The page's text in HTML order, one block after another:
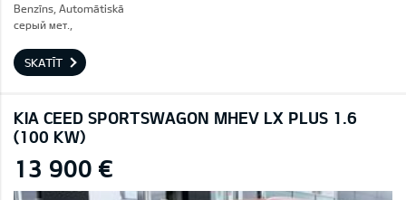
Benzīns, Automātiskā
серый мет.,
SKATĪT
KIA CEED SPORTSWAGON MHEV LX PLUS 1.6
(100 KW)
13 900 €